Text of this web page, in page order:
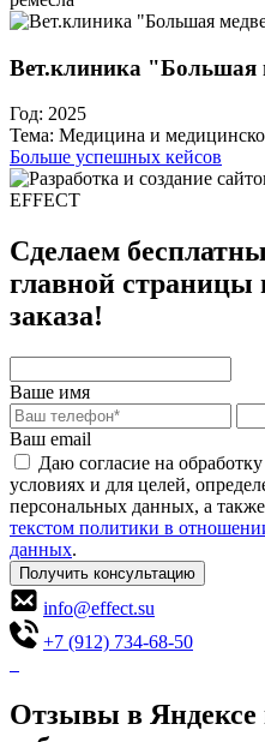
Вет.клиника "Большая
Год: 2025
Тема: Медицина и
Больше успешных кейсов
Сделаем
главной страницы
заказа!
Ваше имя
Ваш email
Даю согласие на
условиях и для целей,
персональных данных, а
текстом политики в
данных.
Получить консультацию
info@effect.su
+7 (912) 734-68-50
Отзывы в Яндексе